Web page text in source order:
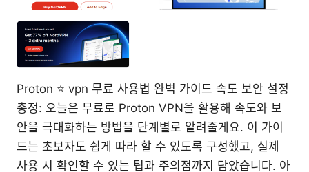
Proton ⭐ vpn 무료 사용법 완벽 가이드 속도 보안 설정
총정: 오늘은 무료로 Proton VPN을 활용해 속도와 보
안을 극대화하는 방법을 단계별로 알려줄게요. 이 가이
드는 초보자도 쉽게 따라 할 수 있도록 구성했고, 실제
사용 시 확인할 수 있는 팁과 주의점까지 담았습니다. 아